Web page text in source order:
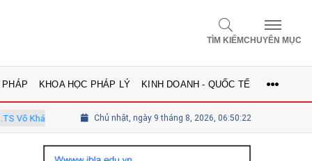
TÌM KIẾMCHUYÊN MỤC
KHOA HỌC PHÁP LÝ KINH DOANH - QUỐC TẾ
Vinh - Ủy viên Hội đồng Tổng biên tập Lê Thị Mai Phương - Ủy
Chủ nhật, ngày 9 tháng 8, 2026, 06:50:23